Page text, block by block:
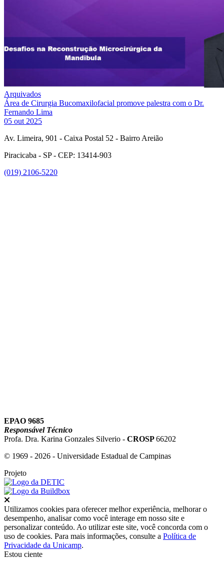
Arquivados
Área de Cirurgia Bucomaxilofacial promove palestra com o Dr.
Fernando Lima
05 out 2025
Av. Limeira, 901 - Caixa Postal 52 - Bairro Areião
Piracicaba - SP - CEP: 13414-903
(019) 2106-5220
EPAO 9685
Responsável Técnico
Profa. Dra. Karina Gonzales Silverio - CROSP66202
© 1969 - 2026 - Universidade Estadual de Campinas
Projeto
Utilizamos cookies para oferecer melhor experiência, melhorar o
desempenho, analisar como você interage em nosso site e
personalizar conteúdo. Ao utilizar este site, você concorda com o
uso de cookies. Para mais informações, consulte a Política de
Privacidade da Unicamp.
Estou ciente